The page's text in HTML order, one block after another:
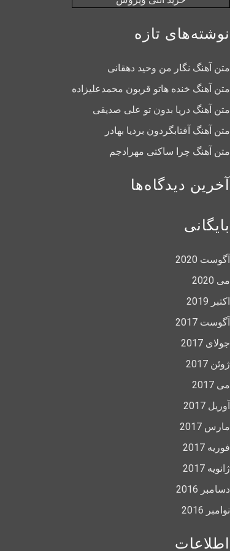
نوشته‌های تازه
متن آهنگ نگار من وحید دهقانی
متن آهنگ خنده هاتو قربون محمدعلیزاده
متن آهنگ دریا بدون تو علی صدیقی
متن آهنگ آفتابگردون بردیا بهادر
متن آهنگ چرا ساکتی مهرادجم
آخرین دیدگاه‌ها
بایگانی
آگوست 2020
می 2020
اکتبر 2019
آگوست 2017
جولای 2017
ژوئن 2017
می 2017
آوریل 2017
مارس 2017
فوریه 2017
ژانویه 2017
دسامبر 2016
نوامبر 2016
اطلاعات